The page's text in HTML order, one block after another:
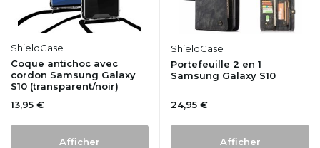
ShieldCase
Coque antichoc avec
cordon Samsung Galaxy
S10 (transparent/noir)
13,95 €
Afficher
ShieldCase
Portefeuille 2 en 1
Samsung Galaxy S10
24,95 €
Afficher